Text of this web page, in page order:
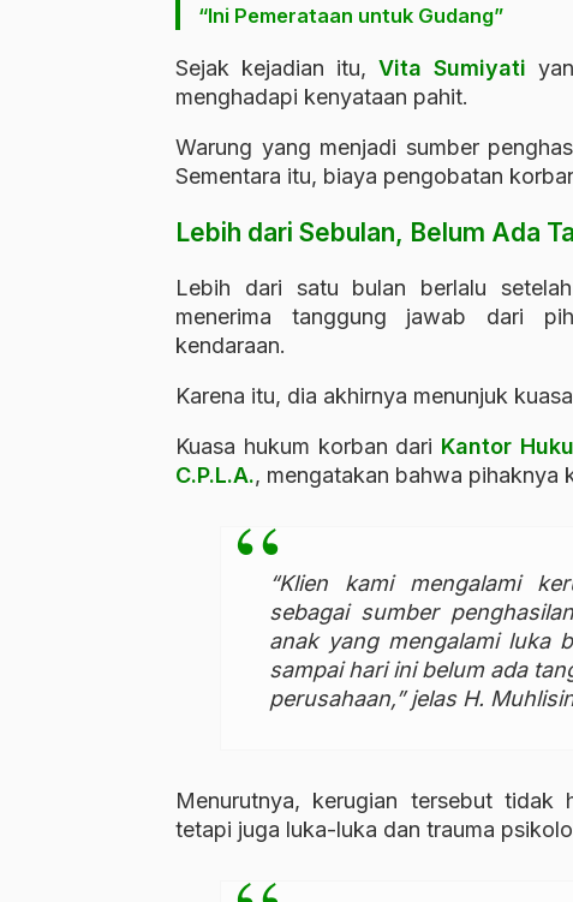
“Ini Pemerataan untuk Gudang”
Sejak kejadian itu,Vita Sumiyati
menghadapi kenyataan pahit.
Warung yang menjadi sumber
Sementara itu, biaya pengobatan
Lebih dari Sebulan, Belum Ada
Lebih dari satu bulan berlalu
menerima tanggung jawab dari
kendaraan.
Karena itu, dia akhirnya menunjuk
Kuasa hukum korban dari Kantor
C.P.L.A., mengatakan bahwa pihaknya
“Klien kami mengalami
sebagai sumber
anak yang mengalami luka
sampai hari ini belum ada
perusahaan,” jelas H.
Menurutnya, kerugian tersebut tidak
tetapi juga luka-luka dan trauma